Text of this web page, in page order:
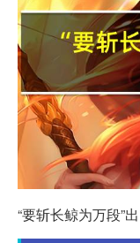
“要斩长鲸为万段”